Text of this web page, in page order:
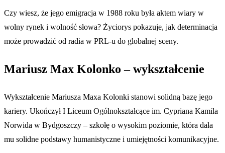
Czy wiesz, że jego emigracja w 1988 roku była aktem wiary w
wolny rynek i wolność słowa? Życiorys pokazuje, jak determinacja
może prowadzić od radia w PRL-u do globalnej sceny.
Mariusz Max Kolonko – wykształcenie
Wykształcenie Mariusza Maxa Kolonki stanowi solidną bazę jego
kariery. Ukończył I Liceum Ogólnokształcące im. Cypriana Kamila
Norwida w Bydgoszczy – szkołę o wysokim poziomie, która dała
mu solidne podstawy humanistyczne i umiejętności komunikacyjne.